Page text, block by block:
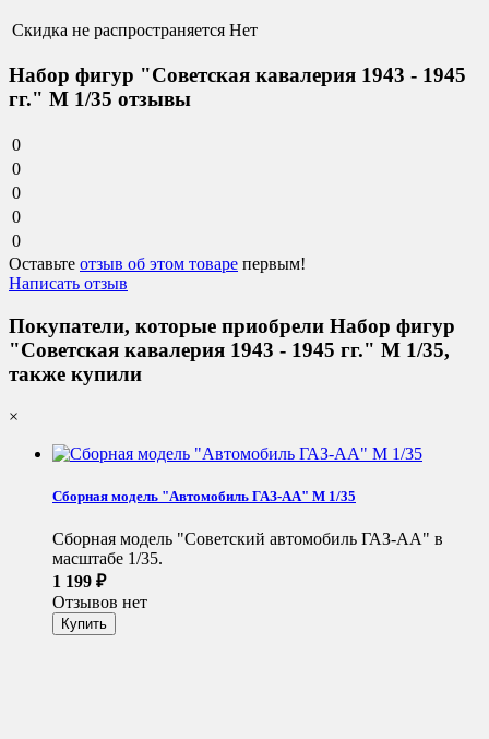
Скидка не распространяется Нет
Набор фигур "Советская кавалерия 1943 - 1945
гг." М 1/35 отзывы
0
0
0
0
0
Оставьте отзыв об этом товаре первым!
Написать отзыв
Покупатели, которые приобрели Набор фигур
"Советская кавалерия 1943 - 1945 гг." М 1/35,
также купили
×
Сборная модель "Автомобиль ГАЗ-АА" М 1/35
Сборная модель "Советский автомобиль ГАЗ-АА" в
масштабе 1/35.
1 199 ₽
Отзывов нет